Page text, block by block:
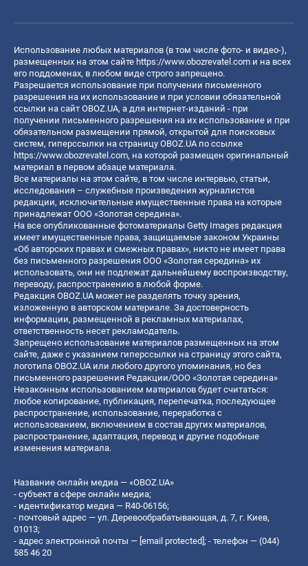
Использование любых материалов (в том числе фото- и видео-),
размещенных на этом сайте https://www.obozrevatel.com и на всех
его поддоменах, в любом виде строго запрещено.
Разрешается использование при получении письменного
разрешения на их использование и при условии обязательной
ссылки на сайт OBOZ.UA, а для интернет-изданий - при
получении письменного разрешения на их использование и при
обязательном размещении прямой, открытой для поисковых
систем, гиперссылки на страницу OBOZ.UA по ссылке
https://www.obozrevatel.com, на которой размещен оригинальный
материал в первом абзаце материала.
Все материалы на этом сайте, в том числе интервью, статьи,
исследования – служебные произведения журналистов
редакции, исключительные имущественные права на которые
принадлежат ООО «Золотая середина».
На все опубликованные фотоматериалы Getty Images редакция
имеет имущественные права, защищаемые законом Украины
«Об авторских правах и смежных правах», никто не имеет права
без письменного разрешения ООО «Золотая середина» их
использовать, они не подлежат дальнейшему воспроизводству,
переводу, распространению в любой форме.
Редакция OBOZ.UA может не разделять точку зрения,
изложенную в авторском материале. За достоверность
информации, размещенной в рекламных материалах,
ответственность несет рекламодатель.
Запрещено использование материалов размещенных на этом
сайте, даже с указанием гиперссылки на страницу этого сайта,
логотипа OBOZ.UA или любого другого упоминания, но без
письменного разрешения Редакции/ООО «Золотая середина»
Незаконным использованием материалов будет считаться:
любое копирование, публикация, перепечатка, последующее
распространение, использование, переработка с
использованием, включением в состав других материалов,
распространение, адаптация, перевод и другие подобные
изменения материала.
Название онлайн медиа — «OBOZ.UA»
- субъект в сфере онлайн медиа;
- идентификатор медиа — R40-06156;
- почтовый адрес — ул. Деревообрабатывающая, д. 7, г. Киев,
01013;
- адрес электронной почты — [email protected] ; - телефон — (044)
585 46 20